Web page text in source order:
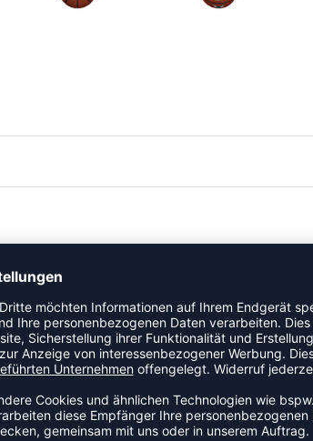
Team Alliance Basketball. Das leistungsstarke
und einer gekörnten Oberfläche